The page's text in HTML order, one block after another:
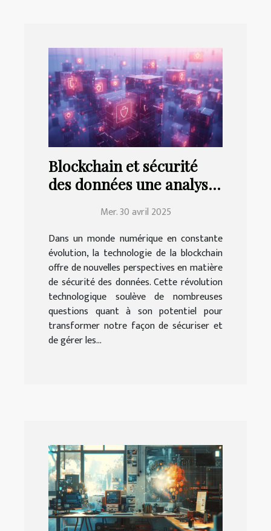
Blockchain et sécurité
des données une analyse
technologies émergentes
Mer. 30 avril 2025
Dans un monde numérique en constante
évolution, la technologie de la blockchain
offre de nouvelles perspectives en matière
de sécurité des données. Cette révolution
technologique soulève de nombreuses
questions quant à son potentiel pour
transformer notre façon de sécuriser et
de gérer les...